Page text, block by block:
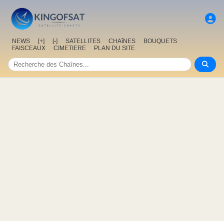
NEWS [+] [-] SATELLITES CHAîNES
BOUQUETS
FAISCEAUX
CIMETIERE PLAN DU SITE